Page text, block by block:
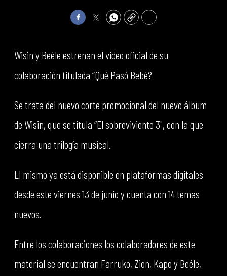
FacebookTwitterWhatsApp
Copy Print
Wisin y Beéle estrenan el video oficial de su
colaboración titulada “Qué Pasó Bebé?
Se trata del nuevo corte promocional del nuevo álbum
de Wisin, que se titula “El sobreviviente 3", con la que
cierra una trilogía musical.
El mismo ya está disponible en plataformas digitales
desde este viernes 13 de junio y cuenta con 14 temas
nuevos.
Entre los colaboraciones los colaboradores de este
material se encuentran Farruko, Zion, Kapo y Beéle,